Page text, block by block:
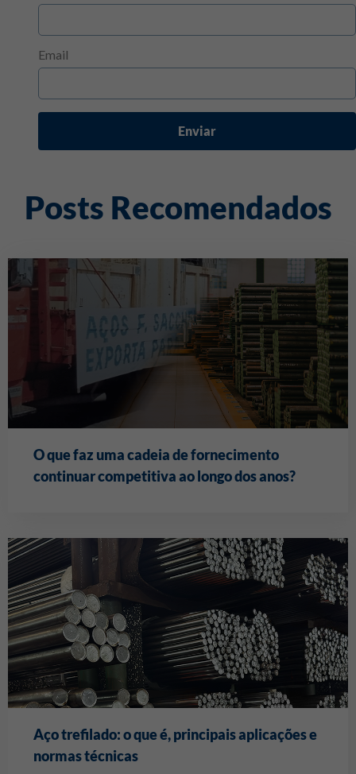
Email
Enviar
Posts Recomendados
O que faz uma cadeia de fornecimento
continuar competitiva ao longo dos anos?
Aço trefilado: o que é, principais aplicações e
normas técnicas